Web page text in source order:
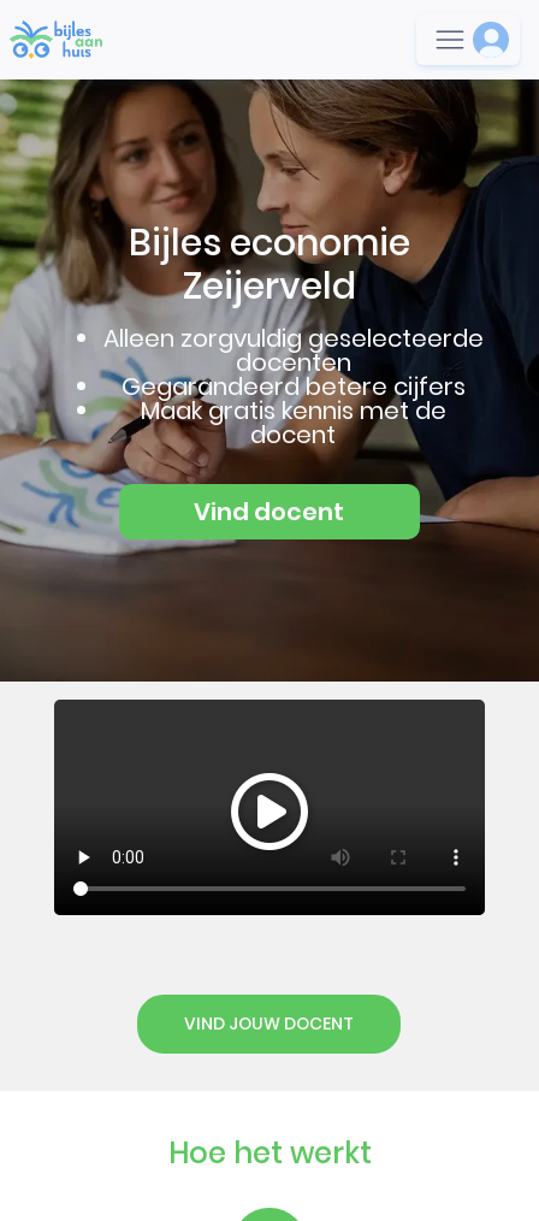
Bijles economie
Zeijerveld
Alleen zorgvuldig geselecteerde
docenten
Gegarandeerd betere cijfers
Maak gratis kennis met de
docent
Vind docent
VIND JOUW DOCENT
Hoe het werkt